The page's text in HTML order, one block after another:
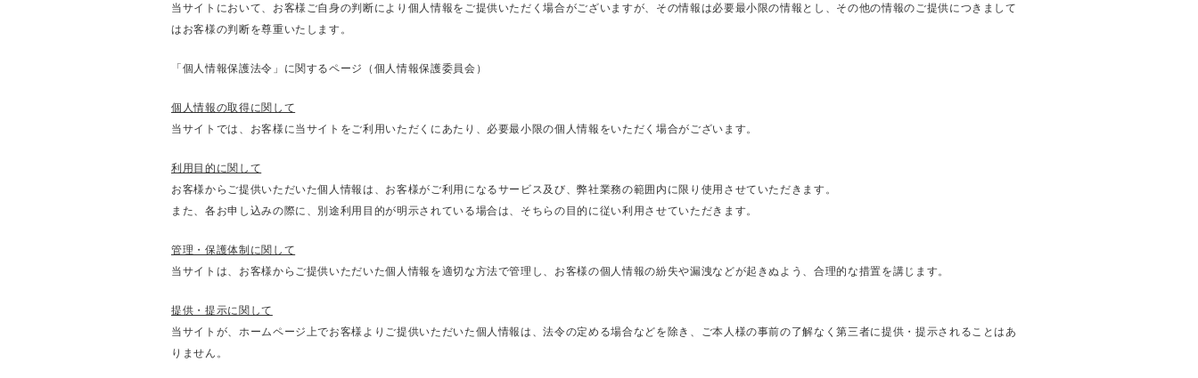
当サイトにおいて、お客様ご自身の判断により個人情報をご提供いただく場合がございますが、その情報は必要最小限の情報とし、その他の情報のご提供につきまして
はお客様の判断を尊重いたします。
「個人情報保護法令」に関するページ（個人情報保護委員会）
個人情報の取得に関して
当サイトでは、お客様に当サイトをご利用いただくにあたり、必要最小限の個人情報をいただく場合がございます。
利用目的に関して
お客様からご提供いただいた個人情報は、お客様がご利用になるサービス及び、弊社業務の範囲内に限り使用させていただきます。
また、各お申し込みの際に、別途利用目的が明示されている場合は、そちらの目的に従い利用させていただきます。
管理・保護体制に関して
当サイトは、お客様からご提供いただいた個人情報を適切な方法で管理し、お客様の個人情報の紛失や漏洩などが起きぬよう、合理的な措置を講じます。
提供・提示に関して
当サイトが、ホームページ上でお客様よりご提供いただいた個人情報は、法令の定める場合などを除き、ご本人様の事前の了解なく第三者に提供・提示されることはあ
りません。